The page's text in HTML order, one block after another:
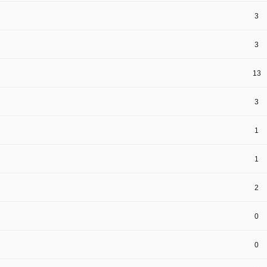
3
3
13
3
1
1
2
0
0